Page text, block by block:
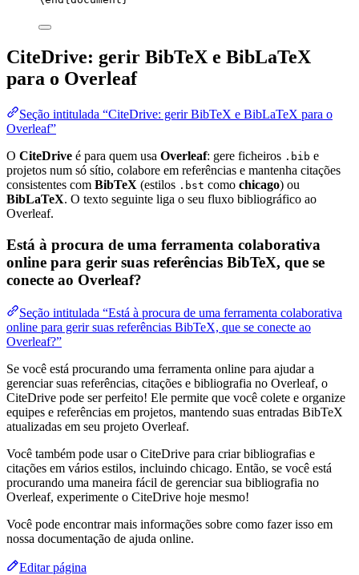
CiteDrive: gerir BibTeX e BibLaTeX
para o Overleaf
Seção intitulada “CiteDrive: gerir BibTeX e BibLaTeX para o
Overleaf”
O CiteDrive é para quem usa Overleaf: gere ficheiros .bib e
projetos num só sítio, colabore em referências e mantenha citações
consistentes com BibTeX (estilos .bst como chicago) ou
BibLaTeX. O texto seguinte liga o seu fluxo bibliográfico ao
Overleaf.
Está à procura de uma ferramenta colaborativa
online para gerir suas referências BibTeX, que se
conecte ao Overleaf?
Seção intitulada “Está à procura de uma ferramenta colaborativa
online para gerir suas referências BibTeX, que se conecte ao
Overleaf?”
Se você está procurando uma ferramenta online para ajudar a
gerenciar suas referências, citações e bibliografia no Overleaf, o
CiteDrive pode ser perfeito! Ele permite que você colete e organize
equipes e referências em projetos, mantendo suas entradas BibTeX
atualizadas em seu projeto Overleaf.
Você também pode usar o CiteDrive para criar bibliografias e
citações em vários estilos, incluindo chicago. Então, se você está
procurando uma maneira fácil de gerenciar sua bibliografia no
Overleaf, experimente o CiteDrive hoje mesmo!
Você pode encontrar mais informações sobre como fazer isso em
nossa documentação de ajuda online.
Editar página